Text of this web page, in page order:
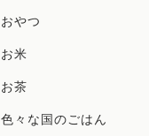
おやつ
お米
お茶
色々な国のごはん